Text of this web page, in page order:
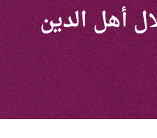
أهل الدين